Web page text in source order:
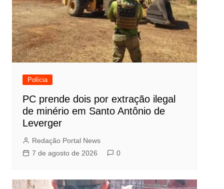
Polícia
PC prende dois por extração ilegal
de minério em Santo Antônio de
Leverger
Redação Portal News
7 de agosto de 2026
0